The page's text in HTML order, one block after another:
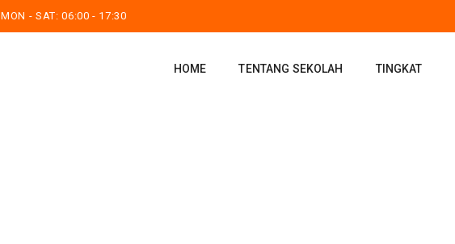
MON - SAT: 06:00 - 17:30
HOME TENTANG SEKOLAH TINGKAT